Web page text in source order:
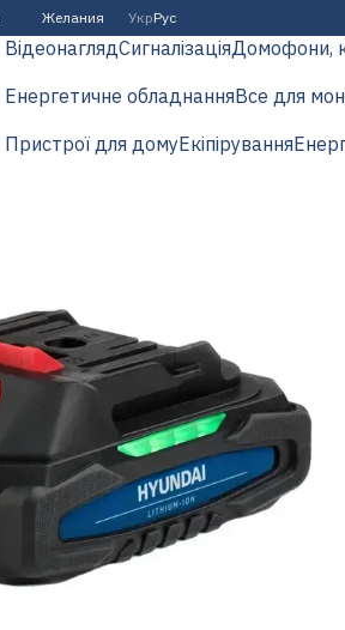
Желания УкрРус
ВідеонаглядСигналізаціяДомофони,
Енергетичне обладнанняВсе для
Пристрої для домуЕкіпірування